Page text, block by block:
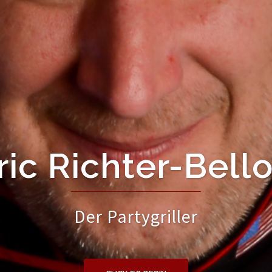
Richter-
Der Partygriller